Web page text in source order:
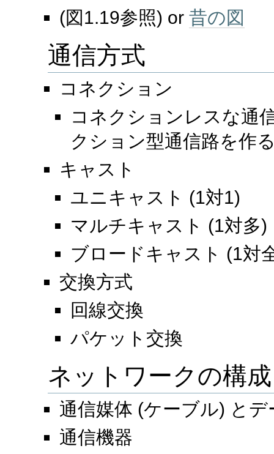
(図1.19参照) or 昔の図
通信方式
コネクション
コネクションレスな通
クション型通信路を作
キャスト
ユニキャスト (1対1)
マルチキャスト (1対多)
ブロードキャスト (1対
交換方式
回線交換
パケット交換
ネットワークの構成
通信媒体 (ケーブル) と
通信機器